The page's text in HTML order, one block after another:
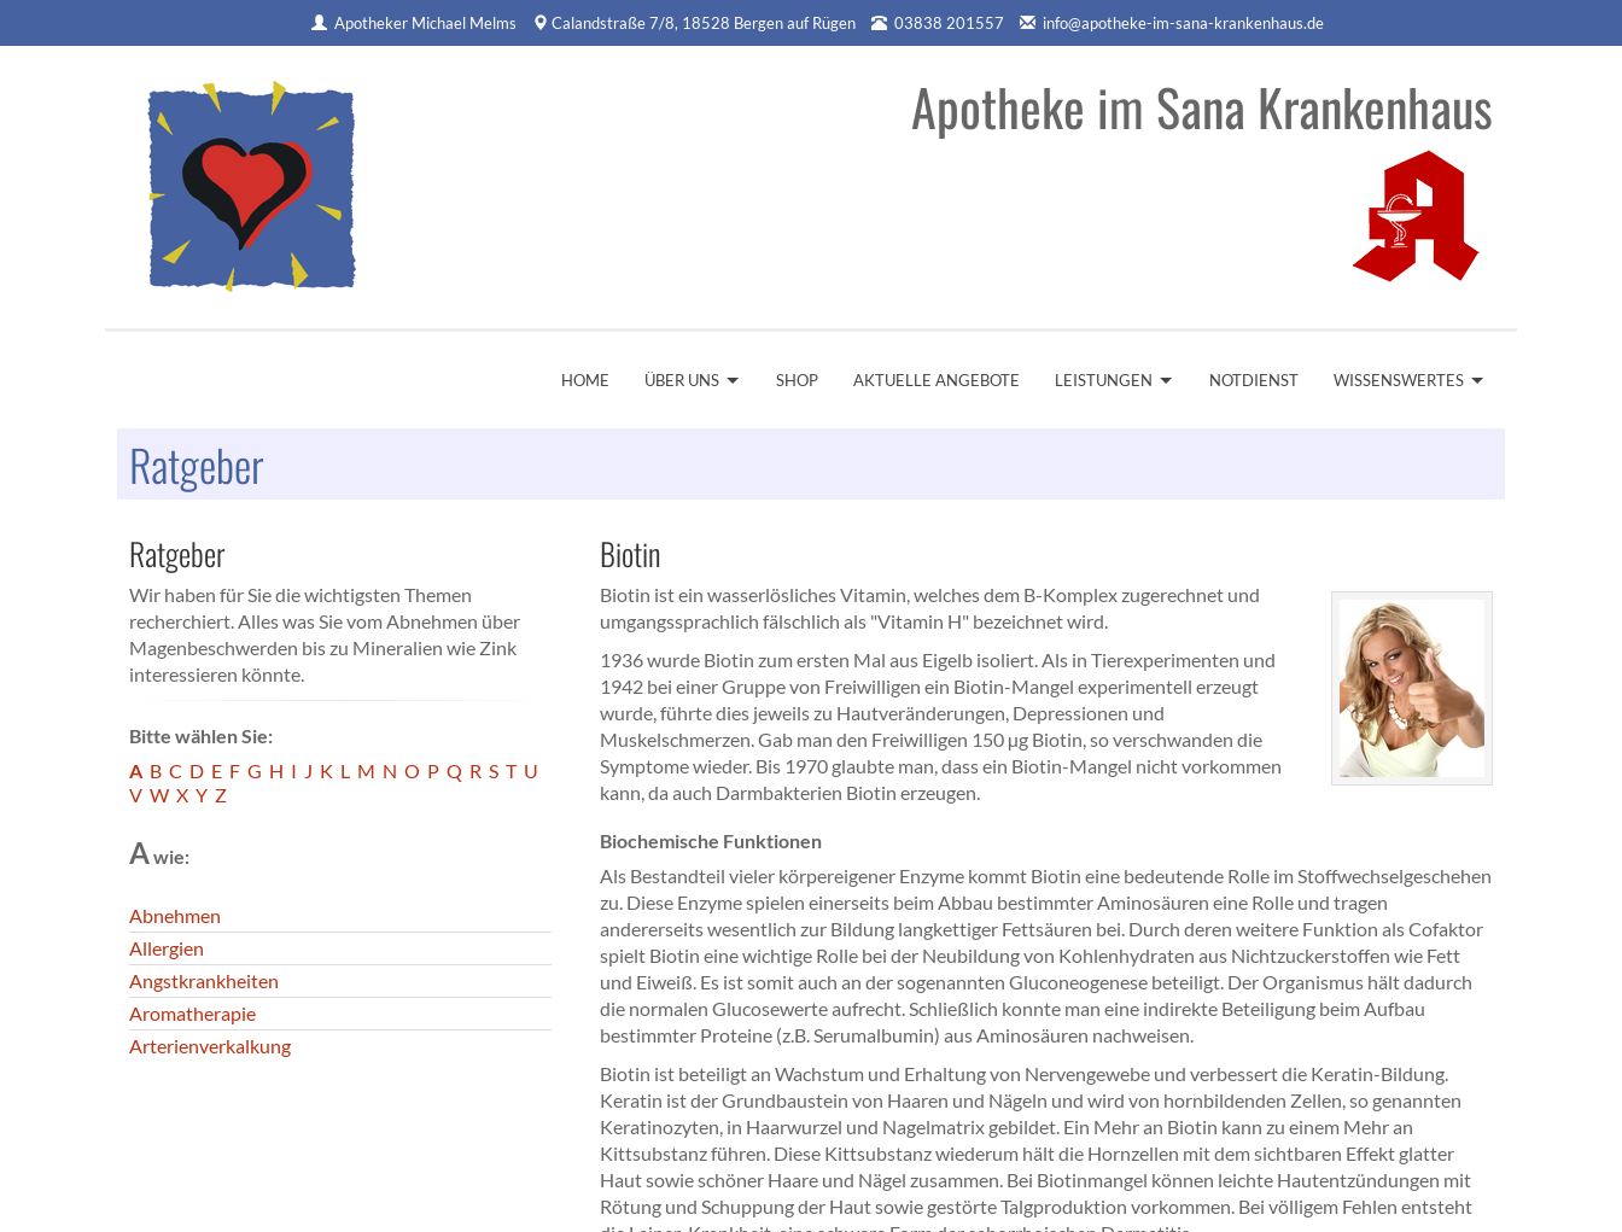
Apotheker Michael Melms Calandstraße 7/8, 18528 Bergen auf Rügen 03838 201557 info@apotheke-im-sana-krankenhaus.de
Apotheke im Sana Krankenhaus
HOME ÜBER UNS SHOP AKTUELLE ANGEBOTE LEISTUNGEN NOTDIENST WISSENSWERTES
Ratgeber
Ratgeber
Wir haben für Sie die wichtigsten Themen
recherchiert. Alles was Sie vom Abnehmen über
Magenbeschwerden bis zu Mineralien wie Zink
interessieren könnte.
Bitte wählen Sie:
A B C D E F G H I J K L M N O P Q R S T U
V W X Y Z
Awie:
Abnehmen
Allergien
Angstkrankheiten
Aromatherapie
Arterienverkalkung
Biotin
Biotin ist ein wasserlösliches Vitamin, welches dem B-Komplex zugerechnet und
umgangssprachlich fälschlich als "Vitamin H" bezeichnet wird.
1936 wurde Biotin zum ersten Mal aus Eigelb isoliert. Als in Tierexperimenten und
1942 bei einer Gruppe von Freiwilligen ein Biotin-Mangel experimentell erzeugt
wurde, führte dies jeweils zu Hautveränderungen, Depressionen und
Muskelschmerzen. Gab man den Freiwilligen 150 µg Biotin, so verschwanden die
Symptome wieder. Bis 1970 glaubte man, dass ein Biotin-Mangel nicht vorkommen
kann, da auch Darmbakterien Biotin erzeugen.
Biochemische Funktionen
Als Bestandteil vieler körpereigener Enzyme kommt Biotin eine bedeutende Rolle im Stoffwechselgeschehen
zu. Diese Enzyme spielen einerseits beim Abbau bestimmter Aminosäuren eine Rolle und tragen
andererseits wesentlich zur Bildung langkettiger Fettsäuren bei. Durch deren weitere Funktion als Cofaktor
spielt Biotin eine wichtige Rolle bei der Neubildung von Kohlenhydraten aus Nichtzuckerstoffen wie Fett
und Eiweiß. Es ist somit auch an der sogenannten Gluconeogenese beteiligt. Der Organismus hält dadurch
die normalen Glucosewerte aufrecht. Schließlich konnte man eine indirekte Beteiligung beim Aufbau
bestimmter Proteine (z.B. Serumalbumin) aus Aminosäuren nachweisen.
Biotin ist beteiligt an Wachstum und Erhaltung von Nervengewebe und verbessert die Keratin-Bildung.
Keratin ist der Grundbaustein von Haaren und Nägeln und wird von hornbildenden Zellen, so genannten
Keratinozyten, in Haarwurzel und Nagelmatrix gebildet. Ein Mehr an Biotin kann zu einem Mehr an
Kittsubstanz führen. Diese Kittsubstanz wiederum hält die Hornzellen mit dem sichtbaren Effekt glatter
Haut sowie schöner Haare und Nägel zusammen. Bei Biotinmangel können leichte Hautentzündungen mit
Rötung und Schuppung der Haut sowie gestörte Talgproduktion vorkommen. Bei völligem Fehlen entsteht